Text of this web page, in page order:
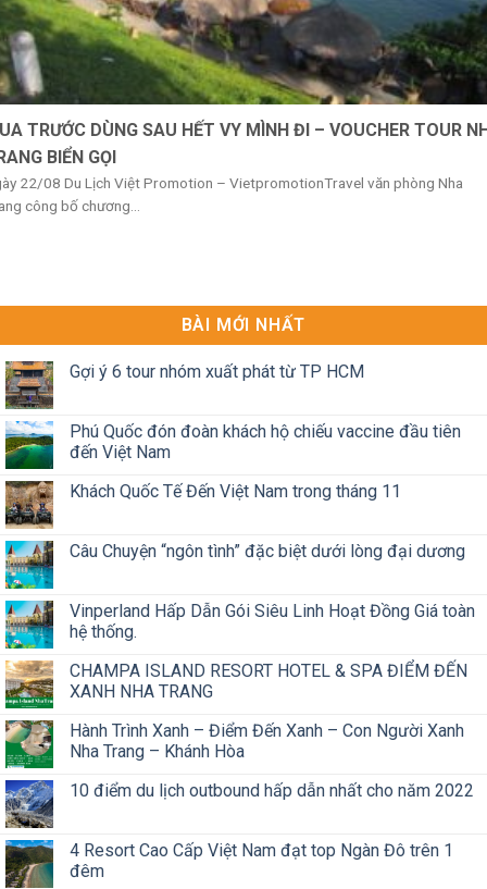
TRƯỚC DÙNG SAU HẾT VY MÌNH ĐI – VOUCHER TOUR
BIỂN GỌI
22/08 Du Lịch Việt Promotion – VietpromotionTravel văn phòng Nha
công bố chương...
BÀI MỚI NHẤT
Gợi ý 6 tour nhóm xuất phát từ TP HCM
Phú Quốc đón đoàn khách hộ chiếu vaccine đầu tiên
đến Việt Nam
Khách Quốc Tế Đến Việt Nam trong tháng 11
Câu Chuyện “ngôn tình” đặc biệt dưới lòng đại dương
Vinperland Hấp Dẫn Gói Siêu Linh Hoạt Đồng Giá toàn
hệ thống.
CHAMPA ISLAND RESORT HOTEL & SPA ĐIỂM ĐẾN
XANH NHA TRANG
Hành Trình Xanh – Điểm Đến Xanh – Con Người Xanh
Nha Trang – Khánh Hòa
10 điểm du lịch outbound hấp dẫn nhất cho năm 2022
4 Resort Cao Cấp Việt Nam đạt top Ngàn Đô trên 1
đêm